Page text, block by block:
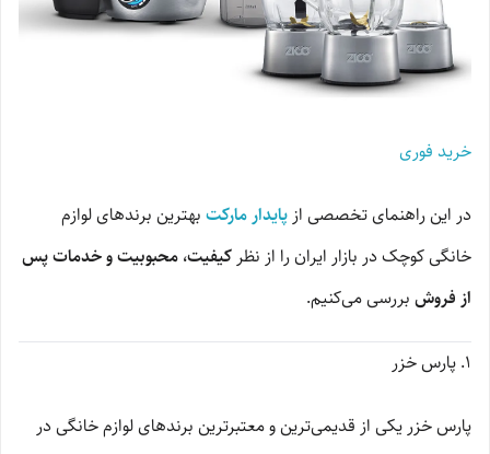
خرید فوری
در این راهنمای تخصصی از پایدار مارکت بهترین برندهای لوازم
خانگی کوچک در بازار ایران را از نظر کیفیت، محبوبیت و خدمات پس
از فروش بررسی می‌کنیم.
1. پارس خزر
پارس خزر یکی از قدیمی‌ترین و معتبرترین برندهای لوازم خانگی در